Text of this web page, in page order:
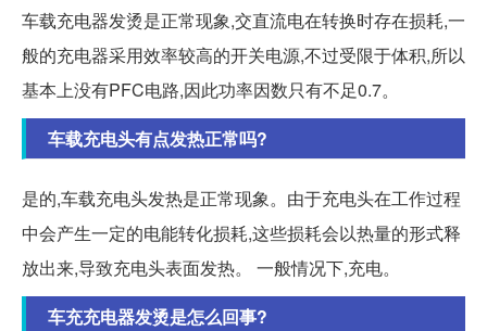
车载充电器发烫是正常现象,交直流电在转换时存在损耗,一
般的充电器采用效率较高的开关电源,不过受限于体积,所以
基本上没有PFC电路,因此功率因数只有不足0.7。
车载充电头有点发热正常吗?
是的,车载充电头发热是正常现象。由于充电头在工作过程
中会产生一定的电能转化损耗,这些损耗会以热量的形式释
放出来,导致充电头表面发热。 一般情况下,充电。
车充充电器发烫是怎么回事?